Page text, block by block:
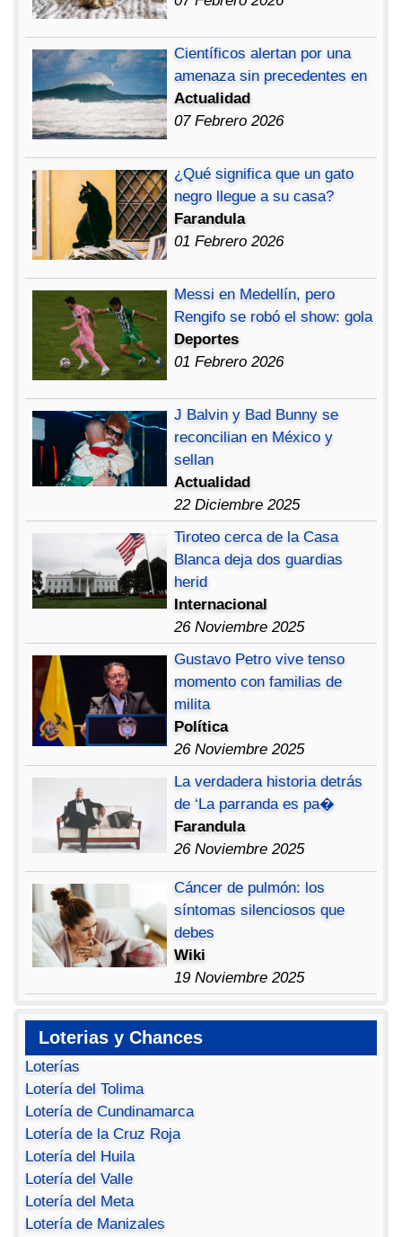
Científicos alertan por una
amenaza sin precedentes en
Actualidad
07 Febrero 2026
¿Qué significa que un gato
negro llegue a su casa?
Farandula
01 Febrero 2026
Messi en Medellín, pero
Rengifo se robó el show: gola
Deportes
01 Febrero 2026
J Balvin y Bad Bunny se
reconcilian en México y
sellan
Actualidad
22 Diciembre 2025
Tiroteo cerca de la Casa
Blanca deja dos guardias
herid
Internacional
26 Noviembre 2025
Gustavo Petro vive tenso
momento con familias de
milita
Política
26 Noviembre 2025
La verdadera historia detrás
de ‘La parranda es pa�
Farandula
26 Noviembre 2025
Cáncer de pulmón: los
síntomas silenciosos que
debes
Wiki
19 Noviembre 2025
Loterias y Chances
Loterías
Lotería del Tolima
Lotería de Cundinamarca
Lotería de la Cruz Roja
Lotería del Huila
Lotería del Valle
Lotería del Meta
Lotería de Manizales